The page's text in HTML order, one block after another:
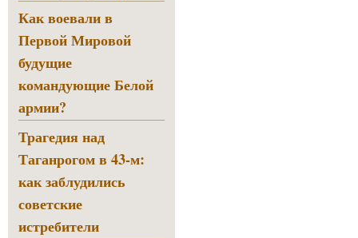
Как воевали в
Первой Мировой
будущие
командующие Белой
армии?
Трагедия над
Таганрогом в 43-м:
как заблудились
советские
истребители